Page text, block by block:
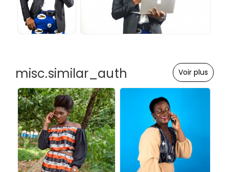
misc.similar_auth Voir plus